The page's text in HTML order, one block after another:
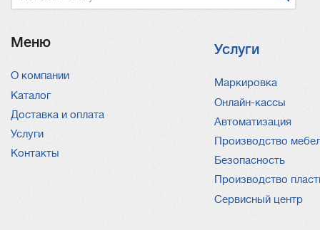
Меню
О компании
Каталог
Доставка и оплата
Услуги
Контакты
Услуги
Услуги
Маркировка
Онлайн-кассы
Автоматизация
Производство
Безопасность
Производство
Сервисный центр